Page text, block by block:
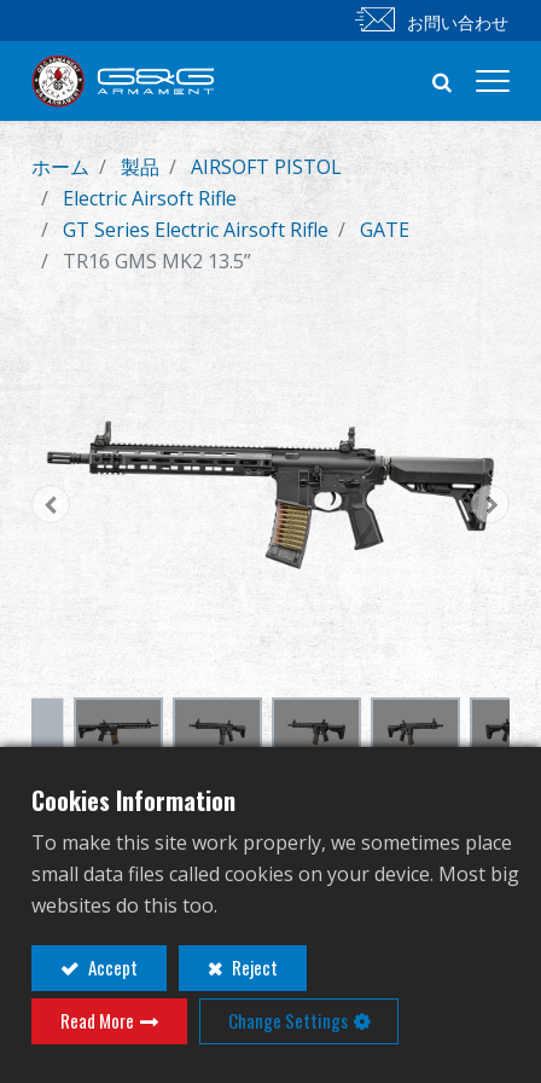
新製品
小銃
射撃訓練シリーズ
グローバル販売
私たちについて
サインイン
繁體中文
Français 日本語
お問い合わせ
ホーム 製品
AIRSOFT PISTOL
Electric Airsoft Rifle
GT Series Electric Airsoft Rifle
GATE
TR16 GMS MK2 13.5”
TR16 GMS MK2 13.5”
TGR-GMS-MK2-135-NCM
Contact Login
Cookies Information
To make this site work properly, we sometimes place
small data files called cookies on your device. Most big
websites do this too.
Accept
Reject
Read More
Change Settings